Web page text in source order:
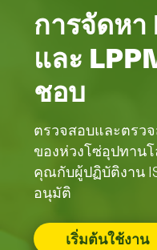
การจัดหา
และ
ชอบ
ตรวจสอบและตรว
ของห่วงโซ่อุปทาน
คุณกับผู้ปฏิบัติงาน
อนุมัติ
เริ่มต้นใช้งาน